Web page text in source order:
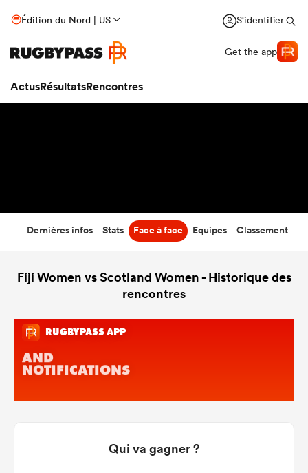
Édition du Nord | US S'identifier
Get the app
ActusRésultatsRencontres
Dernières infos Stats Face à face Equipes Classement
Fiji Women vs Scotland Women - Historique des
rencontres
Qui va gagner ?